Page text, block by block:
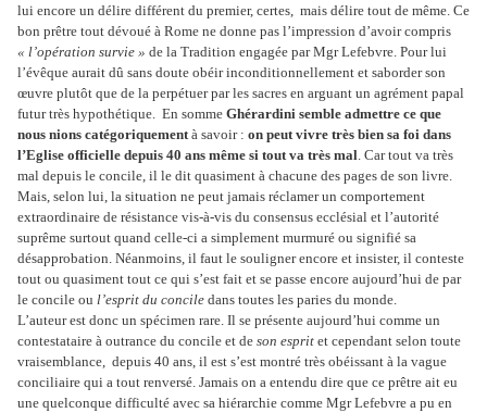
lui encore un délire différent du premier, certes, mais délire tout de même. Ce
bon prêtre tout dévoué à Rome ne donne pas l’impression d’avoir compris
« l’opération survie » de la Tradition engagée par Mgr Lefebvre. Pour lui
l’évêque aurait dû sans doute obéir inconditionnellement et saborder son
œuvre plutôt que de la perpétuer par les sacres en arguant un agrément papal
futur très hypothétique. En somme Ghérardini semble admettre ce que
nous nions catégoriquementà savoir : on peut vivre très bien sa foi dans
l’Eglise officielle depuis 40 ans même si tout va très mal. Car tout va très
mal depuis le concile, il le dit quasiment à chacune des pages de son livre.
Mais, selon lui, la situation ne peut jamais réclamer un comportement
extraordinaire de résistance vis-à-vis du consensus ecclésial et l’autorité
suprême surtout quand celle-ci a simplement murmuré ou signifié sa
désapprobation. Néanmoins, il faut le souligner encore et insister, il conteste
tout ou quasiment tout ce qui s’est fait et se passe encore aujourd’hui de par
le concile ou l’esprit du concile dans toutes les paries du monde.
L’auteur est donc un spécimen rare. Il se présente aujourd’hui comme un
contestataire à outrance du concile et de son esprit et cependant selon toute
vraisemblance, depuis 40 ans, il est s’est montré très obéissant à la vague
conciliaire qui a tout renversé. Jamais on a entendu dire que ce prêtre ait eu
une quelconque difficulté avec sa hiérarchie comme Mgr Lefebvre a pu en